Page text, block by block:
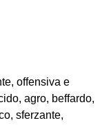
offensiva e
agro, beffardo,
sferzante,